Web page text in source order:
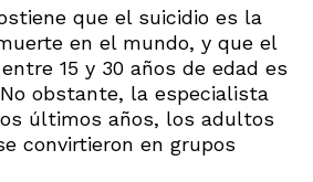
que el suicidio es la
en el mundo, y que el
15 y 30 años de edad es
obstante, la especialista
últimos años, los adultos
convirtieron en grupos